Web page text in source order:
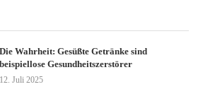
Die Wahrheit: Gesüßte Getränke sind
beispiellose Gesundheitszerstörer
12. Juli 2025